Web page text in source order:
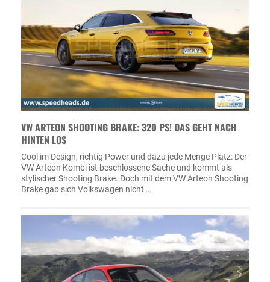
VW ARTEON SHOOTING BRAKE: 320 PS! DAS GEHT NACH
HINTEN LOS
Cool im Design, richtig Power und dazu jede Menge Platz: Der
VW Arteon Kombi ist beschlossene Sache und kommt als
stylischer Shooting Brake. Doch mit dem VW Arteon Shooting
Brake gab sich Volkswagen nicht …